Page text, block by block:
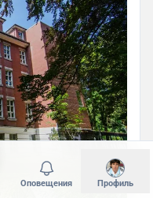
Оповещения Профиль